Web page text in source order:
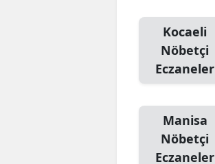
Kocaeli
Nöbetçi
Eczaneler
Manisa
Nöbetçi
Eczaneler